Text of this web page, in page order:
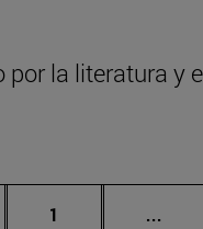
por la literatura y
Página
1 ...